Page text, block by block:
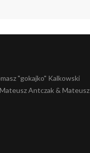
"gokajko" Kalkowski
Mateusz Antczak & Mateusz